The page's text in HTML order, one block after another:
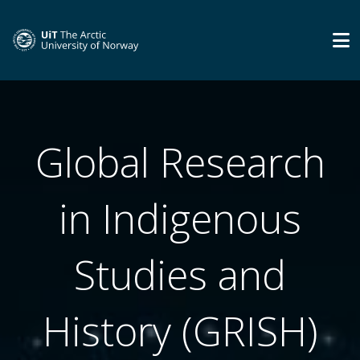
Global Research
in Indigenous
Studies and
History (GRISH)